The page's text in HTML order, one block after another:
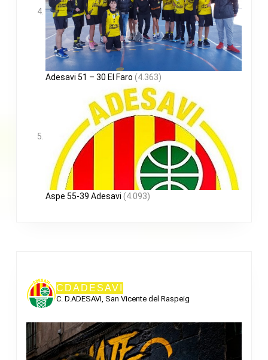
Adesavi 51 – 30 El Faro (4.363)
Aspe 55-39 Adesavi (4.093)
CDADESAVI
C. D.ADESAVI, San Vicente del Raspeig